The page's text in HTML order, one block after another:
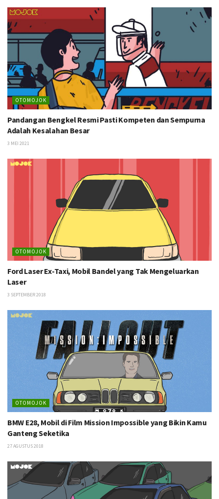
OTOMOJOK
Pandangan Bengkel Resmi Pasti Kompeten dan Sempurna
Adalah Kesalahan Besar
3 MEI 2021
OTOMOJOK
Ford Laser Ex-Taxi, Mobil Bandel yang Tak Mengeluarkan
Laser
3 SEPTEMBER 2018
OTOMOJOK
BMW E28, Mobil di Film Mission Impossible yang Bikin Kamu
Ganteng Seketika
27 AGUSTUS 2018